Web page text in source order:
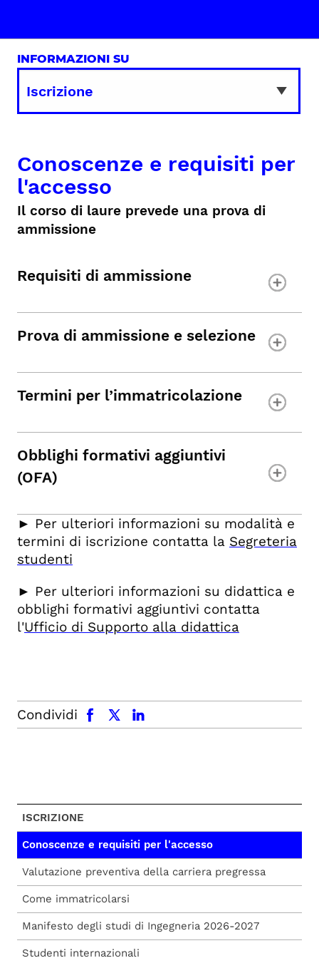
INFORMAZIONI SU
Conoscenze e requisiti per
l'accesso
Il corso di laure prevede una prova di
ammissione
Requisiti di ammissione
Prova di ammissione e selezione
Termini per l’immatricolazione
Obblighi formativi aggiuntivi
(OFA)
► Per ulteriori informazioni su modalità e
termini di iscrizione contatta la Segreteria
studenti
► Per ulteriori informazioni su didattica e
obblighi formativi aggiuntivi contatta
l'Ufficio di Supporto alla didattica
Condividi
facebook x.com linkedin
ISCRIZIONE
Conoscenze e requisiti per l'accesso
Valutazione preventiva della carriera pregressa
Come immatricolarsi
Manifesto degli studi di Ingegneria 2026-2027
Studenti internazionali